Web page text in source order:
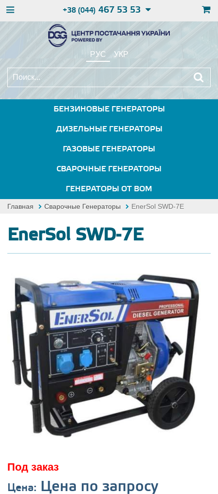
+38 (044) 467 53 53
РУС УКР
БЕНЗИНОВЫЕ ГЕНЕРАТОРЫ
ДИЗЕЛЬНЫЕ ГЕНЕРАТОРЫ
ГАЗОВЫЕ ГЕНЕРАТОРЫ
СВАРОЧНЫЕ ГЕНЕРАТОРЫ
ГЕНЕРАТОРЫ ОТ ВОМ
Главная Сварочные Генераторы EnerSol SWD-7E
EnerSol SWD-7E
Под заказ
Цена: Цена по запросу